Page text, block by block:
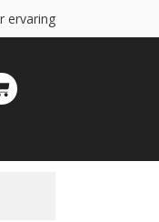
ervaring